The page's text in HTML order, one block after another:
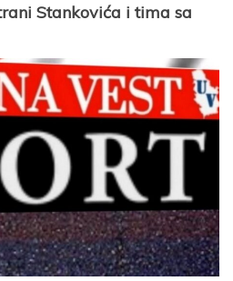
Stankovića i tima sa